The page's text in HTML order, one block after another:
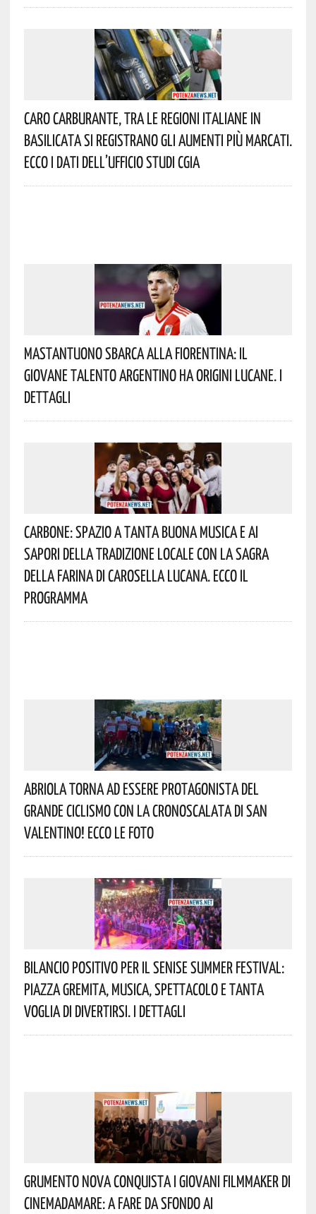
Caro Carburante, Tra Le Regioni Italiane In
Basilicata Si Registrano Gli Aumenti Più Marcati.
Ecco I Dati Dell’Ufficio Studi CGIA
Mastantuono Sbarca Alla Fiorentina: Il
Giovane Talento Argentino Ha Origini Lucane. I
Dettagli
Carbone: Spazio A Tanta Buona Musica E Ai
Sapori Della Tradizione Locale Con La Sagra
Della Farina Di Carosella Lucana. Ecco Il
Programma
Abriola Torna Ad Essere Protagonista Del
Grande Ciclismo Con La Cronoscalata Di San
Valentino! Ecco Le Foto
Bilancio Positivo Per Il Senise Summer Festival:
Piazza Gremita, Musica, Spettacolo E Tanta
Voglia Di Divertirsi. I Dettagli
Grumento Nova Conquista I Giovani Filmmaker Di
Cinemadamare: A Fare Da Sfondo Ai